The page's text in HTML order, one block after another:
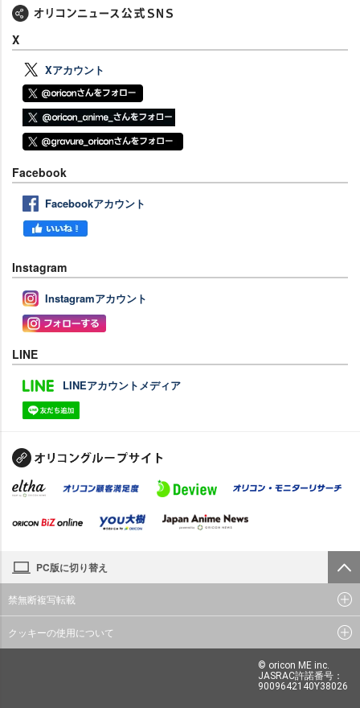
X
Xアカウント
Facebook
Facebookアカウント
Instagram
Instagramアカウント
LINE
LINEアカウントメディア
PC版に切り替え
禁無断複写転載
クッキーの使用について
© oricon ME inc.
JASRAC許諾番号：
9009642140Y38026